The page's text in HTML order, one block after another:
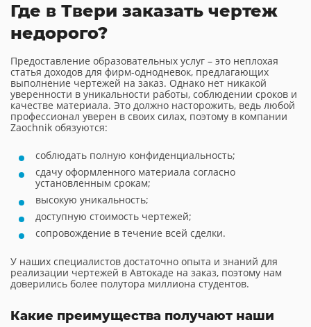
Где в Твери заказать чертеж
недорого?
Предоставление образовательных услуг – это неплохая
статья доходов для фирм-однодневок, предлагающих
выполнение чертежей на заказ. Однако нет никакой
уверенности в уникальности работы, соблюдении сроков и
качестве материала. Это должно насторожить, ведь любой
профессионал уверен в своих силах, поэтому в компании
Zaochnik обязуются:
соблюдать полную конфиденциальность;
сдачу оформленного материала согласно
установленным срокам;
высокую уникальность;
доступную стоимость чертежей;
сопровождение в течение всей сделки.
У наших специалистов достаточно опыта и знаний для
реализации чертежей в Автокаде на заказ, поэтому нам
доверились более полутора миллиона студентов.
Какие преимущества получают наши